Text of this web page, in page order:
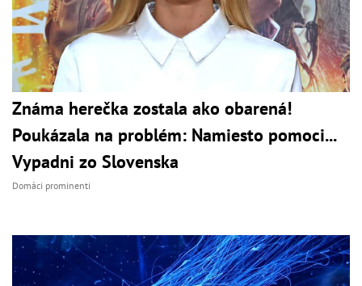
Známa herečka zostala ako obarená!
Poukázala na problém: Namiesto pomoci...
Vypadni zo Slovenska
Domáci prominenti